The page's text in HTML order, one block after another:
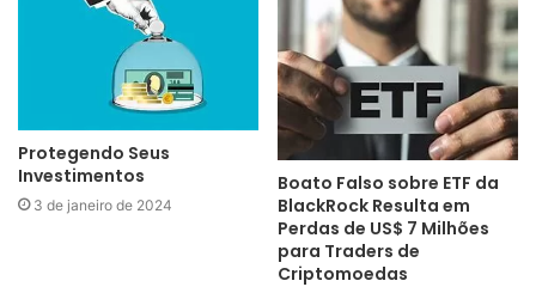
Protegendo Seus
Investimentos
3 de janeiro de 2024
Boato Falso sobre ETF da
BlackRock Resulta em
Perdas de US$ 7 Milhões
para Traders de
Criptomoedas